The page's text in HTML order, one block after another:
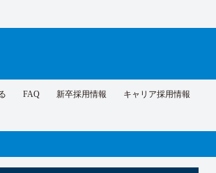
FAQ 新卒採用情報 キャリア採用情報